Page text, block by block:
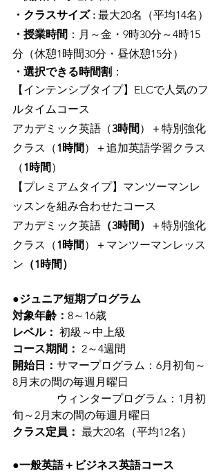
・クラスサイズ : 最大20名（平均14名）
・授業時間 ：月～金・9時30分～4時15
分（休憩1時間30分・昼休憩15分）
・選択できる時間割 ：
【インテンシブタイプ】ELCで人気のフ
ルタイムコース
アカデミック英語（3時間 ）＋特別強化
クラス（1時間 ）＋追加英語学習クラス
（1時間 ）
【プレミアムタイプ】マンツーマンレ
ッスンを組み合わせたコース
アカデミック英語 （3時間）
＋特別強化
クラス（1時間 ）＋マンツーマンレッス
ン （1時間）
●ジュニア短期プログラム
対象年齢： 8～16歳
レベル： 初級～中上級
コース期間： 2～4週間
開始日： サマープログラム：6月初旬～
8月末の間の毎週月曜日
ウィンタープログラム：1月初
旬～2月末の間の毎週月曜日
クラス定員： 最大20名（平均12名）
●一般英語＋ビジネス英語コース